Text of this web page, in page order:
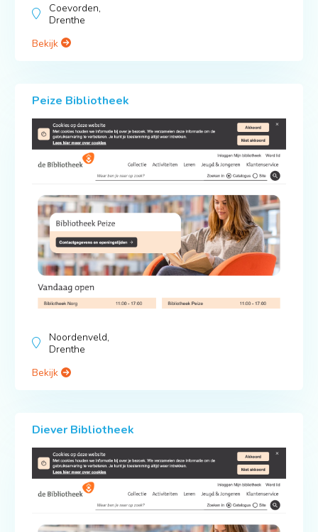
Coevorden,
Drenthe
Bekijk
Peize Bibliotheek
Noordenveld,
Drenthe
Bekijk
Diever Bibliotheek